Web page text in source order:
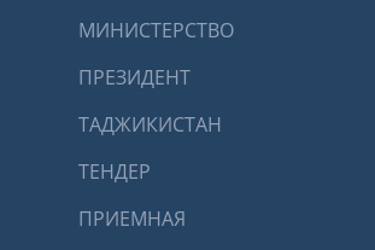
МИНИСТЕРСТВО
ПРЕЗИДЕНТ
ТАДЖИКИСТАН
ТЕНДЕР
ПРИЕМНАЯ